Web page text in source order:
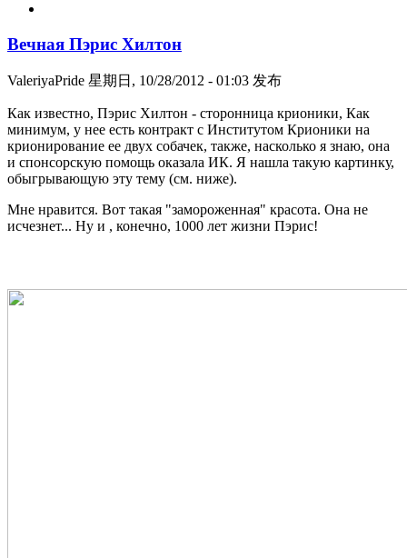
Вечная Пэрис Хилтон
ValeriyaPride 星期日, 10/28/2012 - 01:03 发布
Как известно, Пэрис Хилтон - сторонница крионики, Как
минимум, у нее есть контракт с Институтом Крионики на
крионирование ее двух собачек, также, насколько я знаю, она
и спонсорскую помощь оказала ИК. Я нашла такую картинку,
обыгрывающую эту тему (см. ниже).
Мне нравится. Вот такая "замороженная" красота. Она не
исчезнет... Ну и , конечно, 1000 лет жизни Пэрис!